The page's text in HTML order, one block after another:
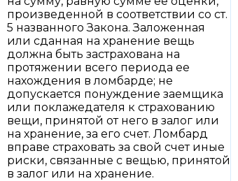
произведенной в соответствии со ст.
5 названного Закона. Заложенная
или сданная на хранение вещь
должна быть застрахована на
протяжении всего периода ее
нахождения в ломбарде; не
допускается понуждение заемщика
или поклажедателя к страхованию
вещи, принятой от него в залог или
на хранение, за его счет. Ломбард
вправе страховать за свой счет иные
риски, связанные с вещью, принятой
в залог или на хранение.